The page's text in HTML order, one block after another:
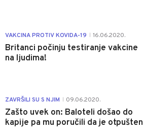
VAKCINA PROTIV KOVIDA-19 16.06.2020.
Britanci počinju testiranje vakcine
na ljudima!
ZAVRŠILI SU S NJIM 09.06.2020.
Zašto uvek on: Baloteli došao do
kapije pa mu poručili da je otpušten